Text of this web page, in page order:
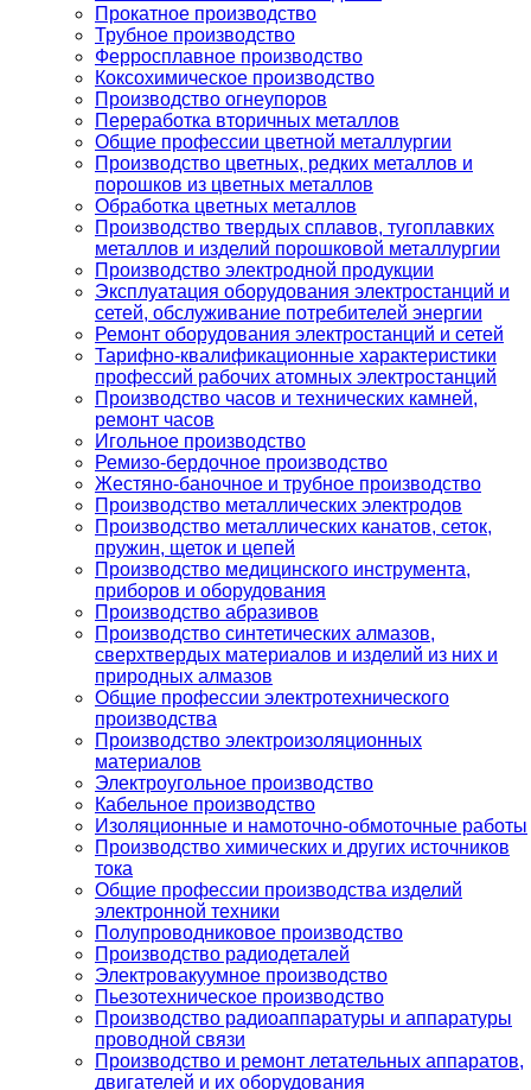
Прокатное производство
Трубное производство
Ферросплавное производство
Коксохимическое производство
Производство огнеупоров
Переработка вторичных металлов
Общие профессии цветной металлургии
Производство цветных, редких металлов и
порошков из цветных металлов
Обработка цветных металлов
Производство твердых сплавов, тугоплавких
металлов и изделий порошковой металлургии
Производство электродной продукции
Эксплуатация оборудования электростанций и
сетей, обслуживание потребителей энергии
Ремонт оборудования электростанций и сетей
Тарифно-квалификационные характеристики
профессий рабочих атомных электростанций
Производство часов и технических камней,
ремонт часов
Игольное производство
Ремизо-бердочное производство
Жестяно-баночное и трубное производство
Производство металлических электродов
Производство металлических канатов, сеток,
пружин, щеток и цепей
Производство медицинского инструмента,
приборов и оборудования
Производство абразивов
Производство синтетических алмазов,
сверхтвердых материалов и изделий из них и
природных алмазов
Общие профессии электротехнического
производства
Производство электроизоляционных
материалов
Электроугольное производство
Кабельное производство
Изоляционные и намоточно-обмоточные работы
Производство химических и других источников
тока
Общие профессии производства изделий
электронной техники
Полупроводниковое производство
Производство радиодеталей
Электровакуумное производство
Пьезотехническое производство
Производство радиоаппаратуры и аппаратуры
проводной связи
Производство и ремонт летательных аппаратов,
двигателей и их оборудования